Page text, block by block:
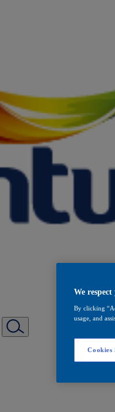
We
By clicking
usage, and
Cookies